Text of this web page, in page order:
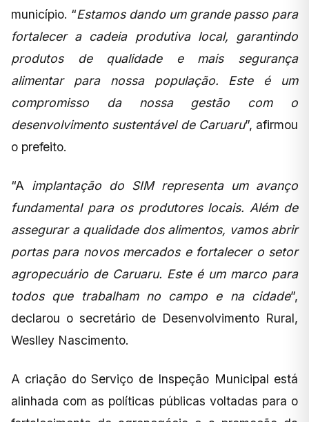
município. “Estamos dando um grande passo para
fortalecer a cadeia produtiva local, garantindo
produtos de qualidade e mais segurança
alimentar para nossa população. Este é um
compromisso da nossa gestão com o
desenvolvimento sustentável de Caruaru”, afirmou
o prefeito.
“A implantação do SIM representa um avanço
fundamental para os produtores locais. Além de
assegurar a qualidade dos alimentos, vamos abrir
portas para novos mercados e fortalecer o setor
agropecuário de Caruaru. Este é um marco para
todos que trabalham no campo e na cidade”,
declarou o secretário de Desenvolvimento Rural,
Weslley Nascimento.
A criação do Serviço de Inspeção Municipal está
alinhada com as políticas públicas voltadas para o